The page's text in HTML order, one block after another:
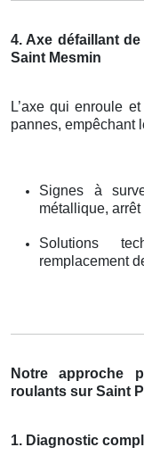
4. Axe défaillant
Saint Mesmin
L’axe qui enroule
pannes, empêchant
Signes à
métallique, arrêt
Solutions
remplacement
Notre approche
roulants sur Saint
1. Diagnostic